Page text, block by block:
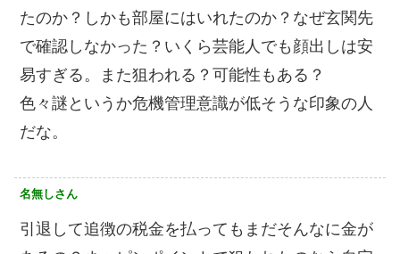
たのか？しかも部屋にはいれたのか？なぜ玄関先
で確認しなかった？いくら芸能人でも顔出しは安
易すぎる。また狙われる？可能性もある？
色々謎というか危機管理意識が低そうな印象の人
だな。
名無しさん
引退して追徴の税金を払ってもまだそんなに金が